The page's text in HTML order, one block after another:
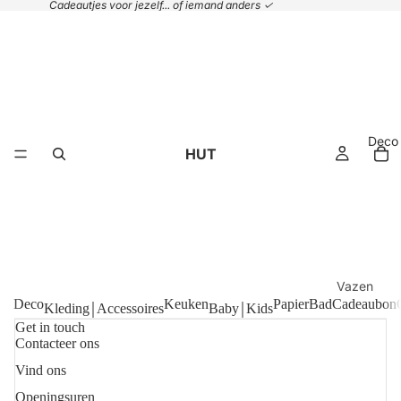
Cadeautjes voor jezelf... of iemand anders ✓
HUT
Deco
Vazen
Plaids &
DecoKleding￨AccessoiresKeukenBaby￨KidsPapierBadCadeaubon
Get in touch
Contacteer ons
Vind ons
OpeningsurenPrivacybeleid